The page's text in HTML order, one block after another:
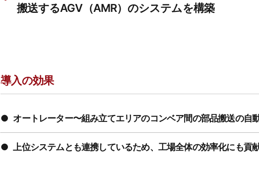
搬送するAGV（AMR）のシステムを構築
導入の効果
●オートレーター〜組み立てエリアのコンベア間の部品搬送の自
●上位システムとも連携しているため、工場全体の効率化にも貢